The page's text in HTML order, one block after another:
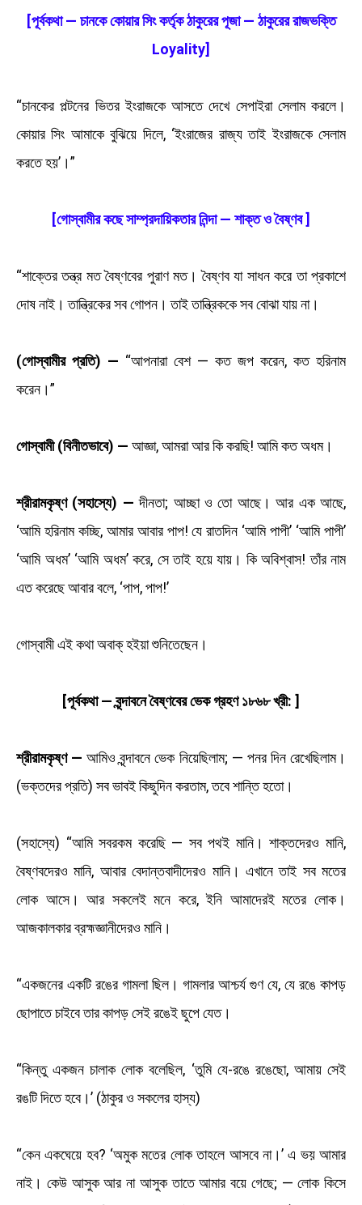
[পূর্বকথা — চানকে কোয়ার সিং কর্তৃক ঠাকুরের পূজা — ঠাকুরের রাজভক্তি
Loyality]
“চানকের পল্টনের ভিতর ইংরাজকে আসতে দেখে সেপাইরা সেলাম করলে।
কোয়ার সিং আমাকে বুঝিয়ে দিলে, ‘ইংরাজের রাজ্য তাই ইংরাজকে সেলাম
করতে হয়’।”
[গোস্বামীর কছে সাম্প্রদায়িকতার নিন্দা — শাক্ত ও বৈষ্ণব ]
“শাক্তের তন্ত্র মত বৈষ্ণবের পুরাণ মত। বৈষ্ণব যা সাধন করে তা প্রকাশে
দোষ নাই। তান্ত্রিকের সব গোপন। তাই তান্ত্রিককে সব বোঝা যায় না।
(গোস্বামীর প্রতি) — “আপনারা বেশ — কত জপ করেন, কত হরিনাম
করেন।”
গোস্বামী (বিনীতভাবে) — আজ্ঞা, আমরা আর কি করছি! আমি কত অধম।
শ্রীরামকৃষ্ণ (সহাস্যে) — দীনতা; আচ্ছা ও তো আছে। আর এক আছে,
‘আমি হরিনাম কচ্ছি, আমার আবার পাপ! যে রাতদিন ‘আমি পাপী’ ‘আমি পাপী’
‘আমি অধম’ ‘আমি অধম’ করে, সে তাই হয়ে যায়। কি অবিশ্বাস! তাঁর নাম
এত করেছে আবার বলে, ‘পাপ, পাপ!’
গোস্বামী এই কথা অবাক্‌ হইয়া শুনিতেছেন।
[পূর্বকথা — বৃন্দাবনে বৈষ্ণবের ভেক গ্রহণ ১৮৬৮ খ্রী: ]
শ্রীরামকৃষ্ণ — আমিও বৃন্দাবনে ভেক নিয়েছিলাম; — পনর দিন রেখেছিলাম।
(ভক্তদের প্রতি) সব ভাবই কিছুদিন করতাম, তবে শান্তি হতো।
(সহাস্যে) “আমি সবরকম করেছি — সব পথই মানি। শাক্তদেরও মানি,
বৈষ্ণবদেরও মানি, আবার বেদান্তবাদীদেরও মানি। এখানে তাই সব মতের
লোক আসে। আর সকলেই মনে করে, ইনি আমাদেরই মতের লোক।
আজকালকার ব্রহ্মজ্ঞানীদেরও মানি।
“একজনের একটি রঙের গামলা ছিল। গামলার আশ্চর্য গুণ যে, যে রঙে কাপড়
ছোপাতে চাইবে তার কাপড় সেই রঙেই ছুপে যেত।
“কিন্তু একজন চালাক লোক বলেছিল, ‘তুমি যে-রঙে রঙেছো, আমায় সেই
রঙটি দিতে হবে।’ (ঠাকুর ও সকলের হাস্য)
“কেন একঘেয়ে হব? ‘অমুক মতের লোক তাহলে আসবে না।’ এ ভয় আমার
নাই। কেউ আসুক আর না আসুক তাতে আমার বয়ে গেছে; — লোক কিসে